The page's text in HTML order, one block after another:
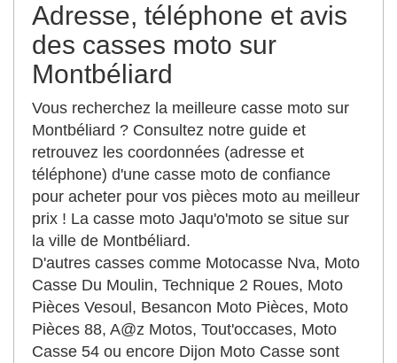
Adresse, téléphone et avis
des casses moto sur
Montbéliard
Vous recherchez la meilleure casse moto sur
Montbéliard ? Consultez notre guide et
retrouvez les coordonnées (adresse et
téléphone) d'une casse moto de confiance
pour acheter pour vos pièces moto au meilleur
prix ! La casse moto Jaqu'o'moto se situe sur
la ville de Montbéliard.
D'autres casses comme Motocasse Nva, Moto
Casse Du Moulin, Technique 2 Roues, Moto
Pièces Vesoul, Besancon Moto Pièces, Moto
Pièces 88, A@z Motos, Tout'occases, Moto
Casse 54 ou encore Dijon Moto Casse sont